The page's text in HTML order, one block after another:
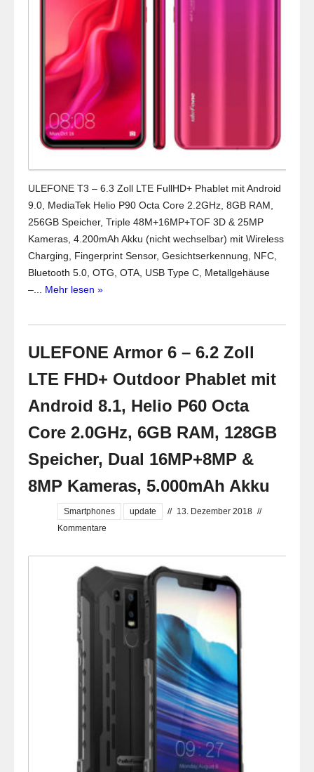
ULEFONE T3 – 6.3 Zoll LTE FullHD+ Phablet mit Android
9.0, MediaTek Helio P90 Octa Core 2.2GHz, 8GB RAM,
256GB Speicher, Triple 48M+16MP+TOF 3D & 25MP
Kameras, 4.200mAh Akku (nicht wechselbar) mit Wireless
Charging, Fingerprint Sensor, Gesichtserkennung, NFC,
Bluetooth 5.0, OTG, OTA, USB Type C, Metallgehäuse
–... Mehr lesen »
ULEFONE Armor 6 – 6.2 Zoll
LTE FHD+ Outdoor Phablet mit
Android 8.1, Helio P60 Octa
Core 2.0GHz, 6GB RAM, 128GB
Speicher, Dual 16MP+8MP &
8MP Kameras, 5.000mAh Akku
Smartphones update // 13. Dezember 2018 //
Kommentare